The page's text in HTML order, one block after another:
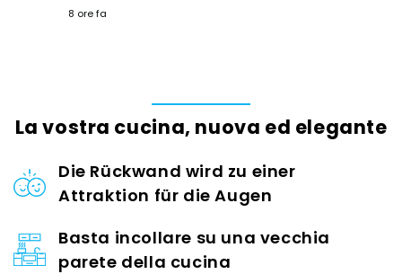
La vostra cucina, nuova ed elegante
Die Rückwand wird zu einer
Attraktion für die Augen
Basta incollare su una vecchia
parete della cucina